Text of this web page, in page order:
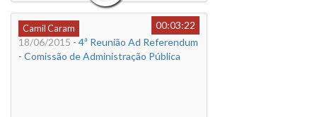
Camil Caram
00:03:22
18/06/2015 - 4ª Reunião Ad Referendum
- Comissão de Administração Pública